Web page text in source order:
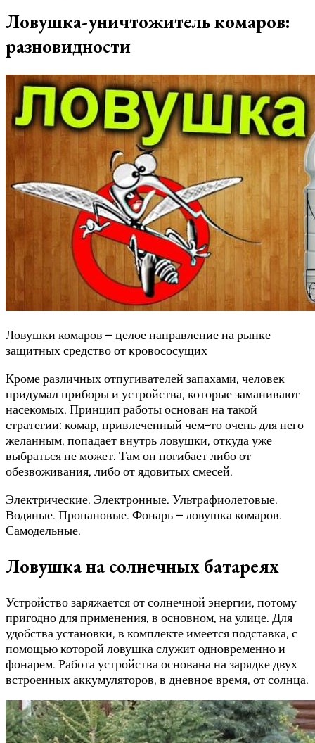
Ловушка-уничтожитель комаров:
разновидности
Ловушки комаров – целое направление на рынке
защитных средство от кровососущих
Кроме различных отпугивателей запахами, человек
придумал приборы и устройства, которые заманивают
насекомых. Принцип работы основан на такой
стратегии: комар, привлеченный чем-то очень для него
желанным, попадает внутрь ловушки, откуда уже
выбраться не может. Там он погибает либо от
обезвоживания, либо от ядовитых смесей.
Электрические. Электронные. Ультрафиолетовые.
Водяные. Пропановые. Фонарь – ловушка комаров.
Самодельные.
Ловушка на солнечных батареях
Устройство заряжается от солнечной энергии, потому
пригодно для применения, в основном, на улице. Для
удобства установки, в комплекте имеется подставка, с
помощью которой ловушка служит одновременно и
фонарем. Работа устройства основана на зарядке двух
встроенных аккумуляторов, в дневное время, от солнца.